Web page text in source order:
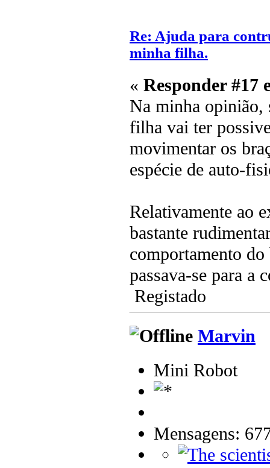
Re: Ajuda para
minha filha.
« Responder #17
Na minha opinião,
filha vai ter
movimentar os
espécie de auto-
Relativamente ao
bastante
comportamento
passava-se para a
Registado
Marvin
Mini Robot
Mensagens: